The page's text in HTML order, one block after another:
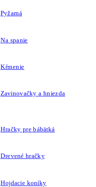
Pyžamá
Na spanie
Kŕmenie
Zavinovačky a hniezda
Hračky pre bábätká
Drevené hračky
Hojdacie koníky